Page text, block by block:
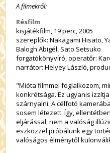
A filmekről:
Résfilm
kisjátékfilm, 19 perc, 2005
szereplők: Nakagami Hisato,
Balogh Abigél, Sato Setsuko
forgatókönyvíró, operatőr:
narrátor: Helyey László,
"Mióta filmmel foglalkozom,
konkrétsága. Ez ugyanis
szárnyalni. A célfotó
sosem létezett. Így,
eljárással, nem a valóság
eszközzel próbálunk egy
valóságos élménytől